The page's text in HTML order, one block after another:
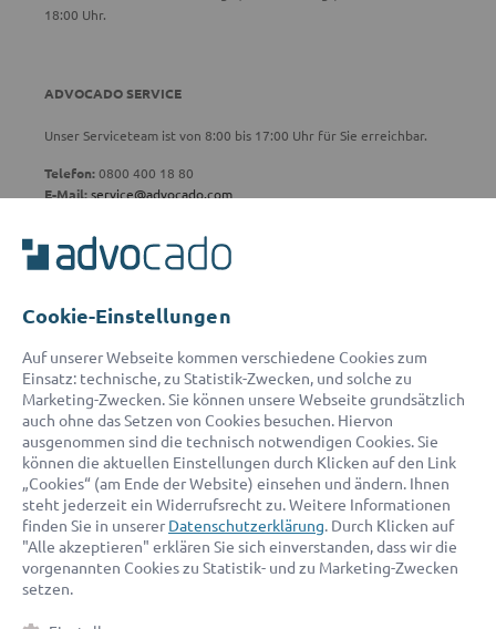
18:00 Uhr.
ADVOCADO SERVICE
Unser Serviceteam ist von 8:00 bis 17:00 Uhr für Sie erreichbar.
Telefon:0800 400 18 80
E-Mail:service@advocado.com
© 2026 advocado - einfach online den passenden Rechtsanwalt finden
Auszeichnungen:
Cookie-Einstellungen
Auf unserer Webseite kommen verschiedene Cookies zum
Einsatz: technische, zu Statistik-Zwecken, und solche zu
Marketing-Zwecken. Sie können unsere Webseite grundsätzlich
auch ohne das Setzen von Cookies besuchen. Hiervon
ausgenommen sind die technisch notwendigen Cookies. Sie
können die aktuellen Einstellungen durch Klicken auf den Link
„Cookies“ (am Ende der Website) einsehen und ändern. Ihnen
steht jederzeit ein Widerrufsrecht zu. Weitere Informationen
finden Sie in unserer Datenschutzerklärung. Durch Klicken auf
"Alle akzeptieren" erklären Sie sich einverstanden, dass wir die
vorgenannten Cookies zu Statistik- und zu Marketing-Zwecken
setzen.